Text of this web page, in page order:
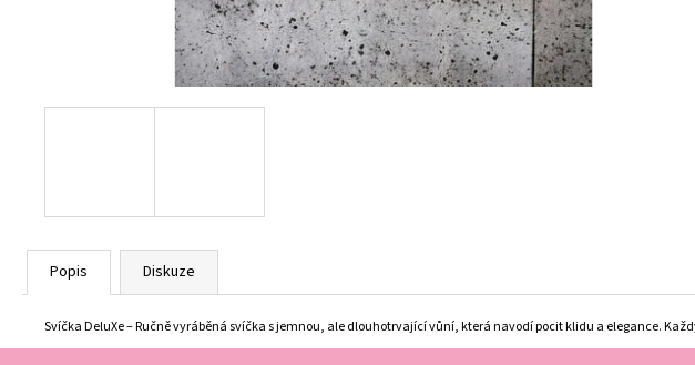
Popis Diskuze
Svíčka DeluXe – Ručně vyráběná svíčka s jemnou, ale dlouhotrvající vůní, která navodí pocit klidu a elegance.